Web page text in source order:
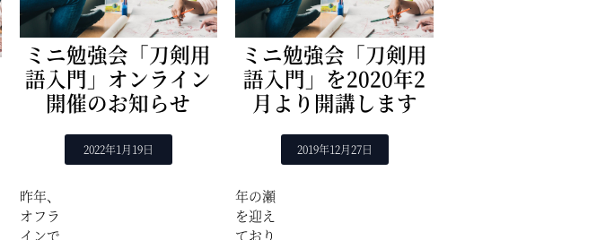
ミニ勉強会「刀剣用
語入門」オンライン
開催のお知らせ
2022年1月19日
昨年、
オフラ
インで
ミニ勉強会「刀剣用
語入門」を2020年2
月より開講します
2019年12月27日
年の瀬
を迎え
ており